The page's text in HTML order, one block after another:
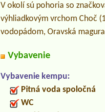
V okolí sú pohoria so
výhliadkovým vrchom Choč
vodopádom, Oravská
Vybavenie
Vybavenie kempu:
Pitná voda spoločná
WC